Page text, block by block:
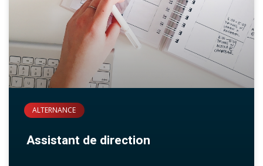
ALTERNANCE
Assistant de direction